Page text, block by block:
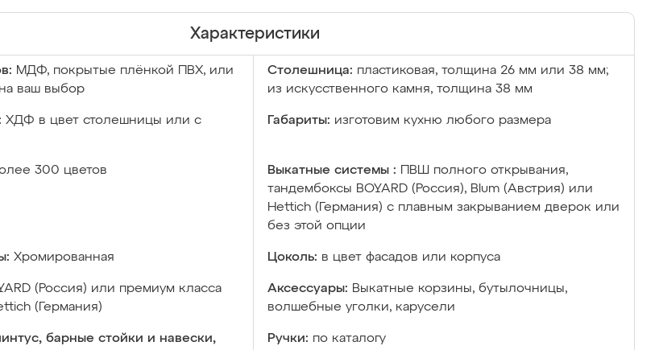
Характеристики
МДФ, покрытые плёнкой ПВХ, или
ваш выбор
Столешница: пластиковая, толщина 26 мм или 38 мм;
из искусственного камня, толщина 38 мм
ХДФ в цвет столешницы или с
Габариты: изготовим кухню любого размера
300 цветов Выкатные системы :
ПВШ полного открывания,
тандембоксы BOYARD (Россия), Blum (Австрия) или
Hettich (Германия) с плавным закрыванием дверок или
без этой опции
Хромированная Цоколь: в цвет фасадов или корпуса
(Россия) или премиум класса
(Германия)
Аксессуары: Выкатные корзины, бутылочницы,
волшебные уголки, карусели
барные стойки и навески,
Ручки: по каталогу